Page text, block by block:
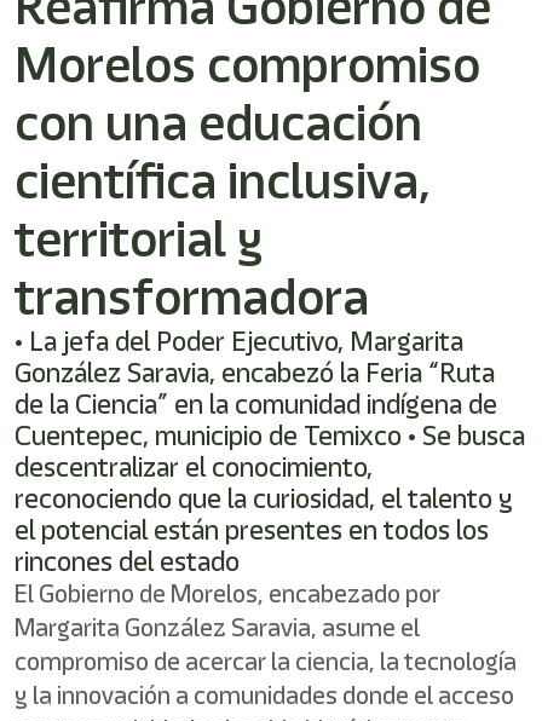
Este
acceso
directo
lector
de
pantalla
para
ayudarle
navegar
interactuar
con
contenido.
Morelos compromiso
con una educación
científica inclusiva,
territorial y
transformadora
• La jefa del Poder Ejecutivo, Margarita
González Saravia, encabezó la Feria “Ruta
de la Ciencia” en la comunidad indígena de
Cuentepec, municipio de Temixco • Se busca
descentralizar el conocimiento,
reconociendo que la curiosidad, el talento y
el potencial están presentes en todos los
rincones del estado
El Gobierno de Morelos, encabezado por
Margarita González Saravia, asume el
compromiso de acercar la ciencia, la tecnología
y la innovación a comunidades donde el acceso